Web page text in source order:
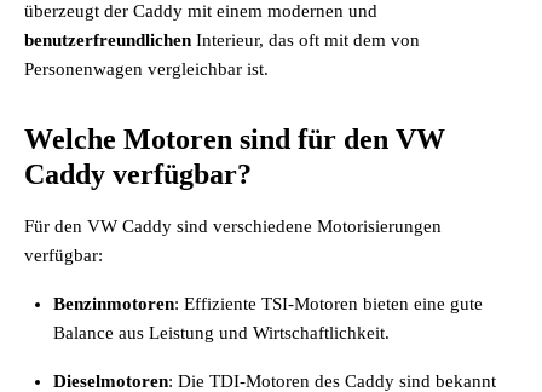
überzeugt der Caddy mit einem modernen und
benutzerfreundlichen Interieur, das oft mit dem von
Personenwagen vergleichbar ist.
Welche Motoren sind für den VW
Caddy verfügbar?
Für den VW Caddy sind verschiedene Motorisierungen
verfügbar:
Benzinmotoren: Effiziente TSI-Motoren bieten eine gute
Balance aus Leistung und Wirtschaftlichkeit.
Dieselmotoren: Die TDI-Motoren des Caddy sind bekannt